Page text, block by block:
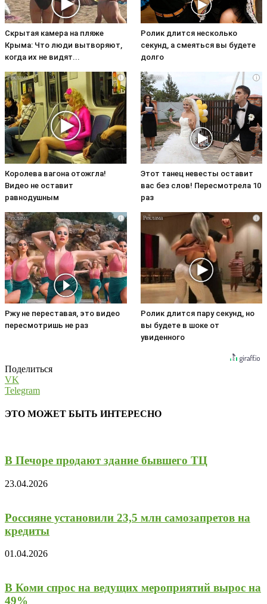
Скрытая камера на пляже
Крыма: Что люди вытворяют,
когда их не видят...
Ролик длится несколько
секунд, а смеяться вы будете
долго
i
Королева вагона отожгла!
Видео не оставит
равнодушным
i
Этот танец невесты оставит
вас без слов! Пересмотрела 10
раз
i
Ржу не переставая, это видео
пересмотришь не раз
i
Ролик длится пару секунд, но
вы будете в шоке от
увиденного
Поделиться
VK
Telegram
ЭТО МОЖЕТ БЫТЬ ИНТЕРЕСНО
В Печоре продают здание бывшего ТЦ
23.04.2026
Россияне установили 23,5 млн самозапретов на
кредиты
01.04.2026
В Коми спрос на ведущих мероприятий вырос на
49%